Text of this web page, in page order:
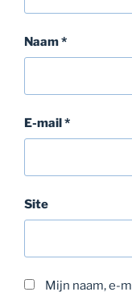
Naam*
E-mail*
Site
Mijn naam, e-